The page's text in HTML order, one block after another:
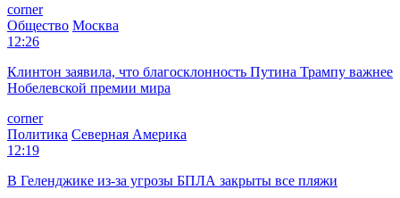
corner
Общество Москва
12:26
Клинтон заявила, что благосклонность Путина Трампу важнее
Нобелевской премии мира
corner
Политика Северная Америка
12:19
В Геленджике из-за угрозы БПЛА закрыты все пляжи